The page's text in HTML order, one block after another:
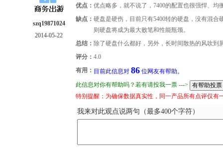
szq19871024
2014-05-22
优点： 优点略多，就不说了，7400的配置也很强悍、
缺点： 硬盘是硬伤，目前只有5400转的硬盘，没有混合
则硬盘将成为最大败笔和性能瓶颈。
总结： 除了硬盘什么都好，另外，长时间散热的风吹到
评分： 4.0
有用： 目前此信息对 86 位网友有帮助。
此信息对你有帮助吗？若有请投我一票 --->
特别提醒：为确保数据真实性，同一产品所有点评仅有
我来对此观点说两句（最多400个字符）